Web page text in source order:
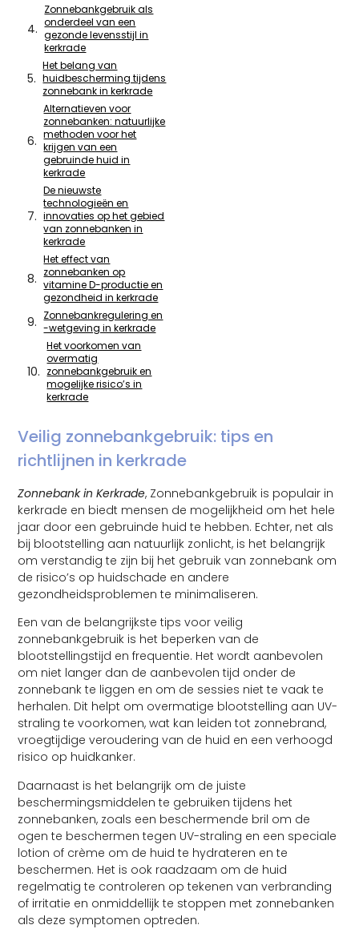
Zonnebankgebruik als
onderdeel van een
gezonde levensstijl in
kerkrade
Het belang van
huidbescherming tijdens
zonnebank in kerkrade
Alternatieven voor
zonnebanken: natuurlijke
methoden voor het
krijgen van een
gebruinde huid in
kerkrade
De nieuwste
technologieën en
innovaties op het gebied
van zonnebanken in
kerkrade
Het effect van
zonnebanken op
vitamine D-productie en
gezondheid in kerkrade
Zonnebankregulering en
-wetgeving in kerkrade
Het voorkomen van
overmatig
zonnebankgebruik en
mogelijke risico’s in
kerkrade
Veilig zonnebankgebruik: tips en
richtlijnen in kerkrade
Zonnebank in Kerkrade, Zonnebankgebruik is populair in
kerkrade en biedt mensen de mogelijkheid om het hele
jaar door een gebruinde huid te hebben. Echter, net als
bij blootstelling aan natuurlijk zonlicht, is het belangrijk
om verstandig te zijn bij het gebruik van zonnebank om
de risico’s op huidschade en andere
gezondheidsproblemen te minimaliseren.
Een van de belangrijkste tips voor veilig
zonnebankgebruik is het beperken van de
blootstellingstijd en frequentie. Het wordt aanbevolen
om niet langer dan de aanbevolen tijd onder de
zonnebank te liggen en om de sessies niet te vaak te
herhalen. Dit helpt om overmatige blootstelling aan UV-
straling te voorkomen, wat kan leiden tot zonnebrand,
vroegtijdige veroudering van de huid en een verhoogd
risico op huidkanker.
Daarnaast is het belangrijk om de juiste
beschermingsmiddelen te gebruiken tijdens het
zonnebanken, zoals een beschermende bril om de
ogen te beschermen tegen UV-straling en een speciale
lotion of crème om de huid te hydrateren en te
beschermen. Het is ook raadzaam om de huid
regelmatig te controleren op tekenen van verbranding
of irritatie en onmiddellijk te stoppen met zonnebanken
als deze symptomen optreden.